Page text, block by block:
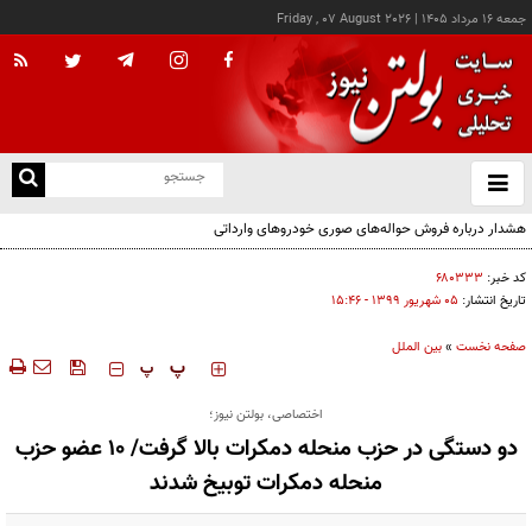
جمعه ۱۶ مرداد ۱۴۰۵ |
Friday , 07 August 2026
باز
و
کد خبر: ۶۸۰۳۳۳
تاریخ انتشار: ۰۵ شهريور ۱۳۹۹ - ۱۵:۴۶
صفحه نخست »بین الملل
‍‍‍ پ پ
اختصاصی، بولتن نیوز؛
دو دستگی در حزب منحله دمکرات بالا گرفت/ 10 عضو حزب
منحله دمکرات توبیخ شدند